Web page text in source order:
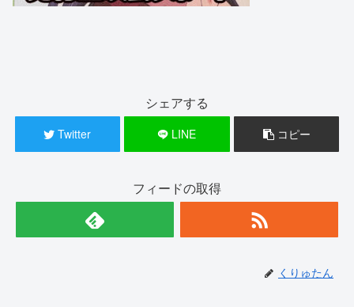
シェアする
Twitter LINE コピー
フィードの取得
くりゅたん